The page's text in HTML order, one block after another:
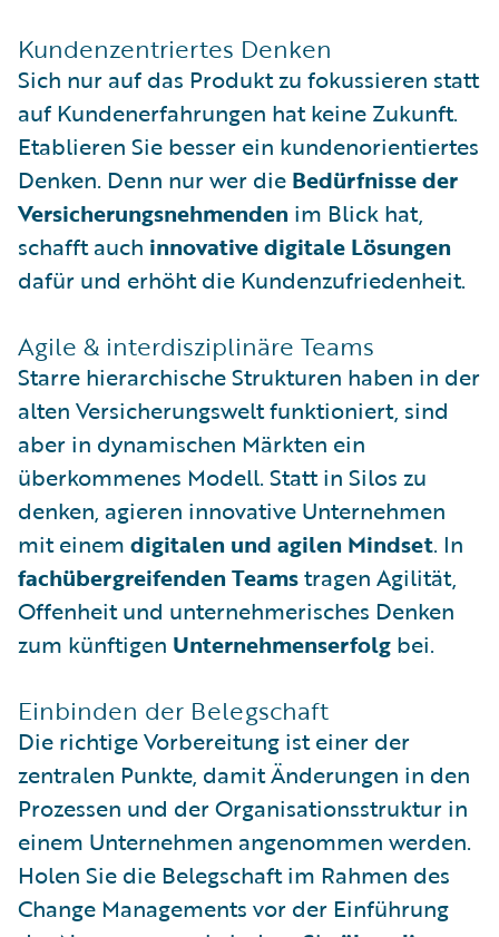
Kundenzentriertes Denken
Sich nur auf das Produkt zu fokussieren statt
auf Kundenerfahrungen hat keine Zukunft.
Etablieren Sie besser ein kundenorientiertes
Denken. Denn nur wer die Bedürfnisse der
Versicherungsnehmenden im Blick hat,
schafft auch innovative digitale Lösungen
dafür und erhöht die Kundenzufriedenheit.
Agile & interdisziplinäre Teams
Starre hierarchische Strukturen haben in der
alten Versicherungswelt funktioniert, sind
aber in dynamischen Märkten ein
überkommenes Modell. Statt in Silos zu
denken, agieren innovative Unternehmen
mit einem digitalen und agilen Mindset. In
fachübergreifenden Teamstragen Agilität,
Offenheit und unternehmerisches Denken
zum künftigen Unternehmenserfolg bei.
Einbinden der Belegschaft
Die richtige Vorbereitung ist einer der
zentralen Punkte, damit Änderungen in den
Prozessen und der Organisationsstruktur in
einem Unternehmen angenommen werden.
Holen Sie die Belegschaft im Rahmen des
Change Managements vor der Einführung